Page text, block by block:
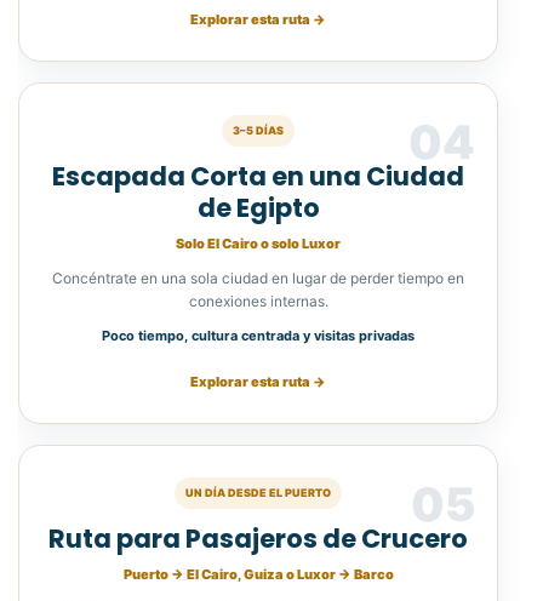
Explorar esta ruta →
04
3–5 DÍAS
Escapada Corta en una Ciudad
de Egipto
Solo El Cairo o solo Luxor
Concéntrate en una sola ciudad en lugar de perder tiempo en
conexiones internas.
Poco tiempo, cultura centrada y visitas privadas
Explorar esta ruta →
05
UN DÍA DESDE EL PUERTO
Ruta para Pasajeros de Crucero
Puerto → El Cairo, Guiza o Luxor → Barco